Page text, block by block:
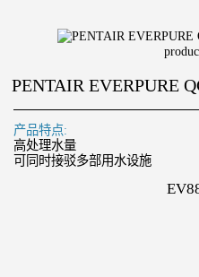
PENTAIR EVERPURE
产品特点:
高处理水量
可同时接驳多部用水设施